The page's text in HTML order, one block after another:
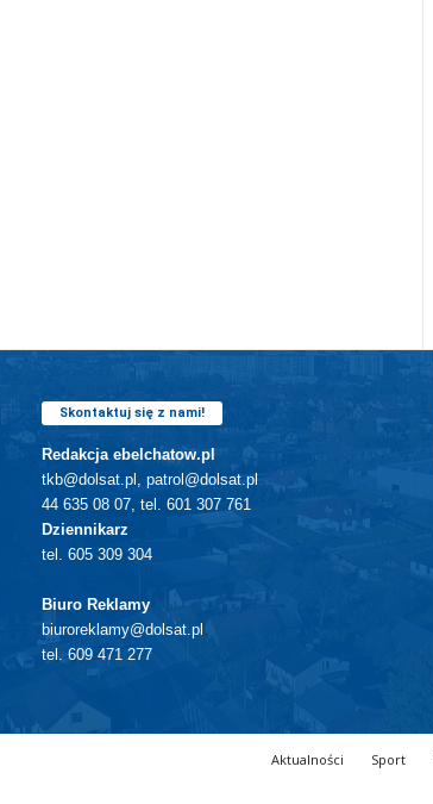
Skontaktuj się z nami!
Redakcja ebelchatow.pl
tkb@dolsat.pl, patrol@dolsat.pl
44 635 08 07, tel. 601 307 761
Dziennikarz
tel. 605 309 304
Biuro Reklamy
biuroreklamy@dolsat.pl
tel. 609 471 277
Aktualności Sport